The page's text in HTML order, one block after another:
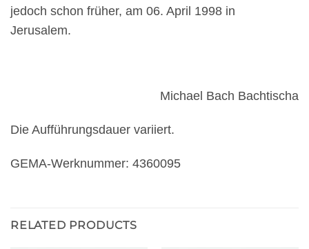
jedoch schon früher, am 06. April 1998 in
Jerusalem.
Michael Bach Bachtischa
Die Aufführungsdauer variiert.
GEMA-Werknummer: 4360095
RELATED PRODUCTS